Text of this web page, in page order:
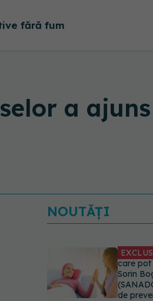
fără fum
a
NOUTĂȚI
care pot
Sorin
de